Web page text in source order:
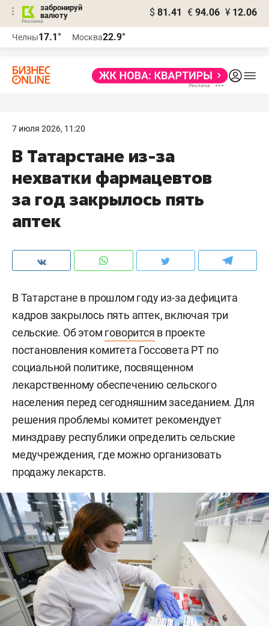
забронируй
валюту
$ 81.41 € 94.06 ¥ 12.06
Челны17.1° Москва22.9°
7 июля 2026, 11:20
В Татарстане из-за
нехватки фармацевтов
за год закрылось пять
аптек
В Татарстане в прошлом году из-за дефицита
кадров закрылось пять аптек, включая три
сельские. Об этом говорится в проекте
постановления комитета Госсовета РТ по
социальной политике, посвященном
лекарственному обеспечению сельского
населения перед сегодняшним заседанием. Для
решения проблемы комитет рекомендует
минздраву республики определить сельские
медучреждения, где можно организовать
продажу лекарств.